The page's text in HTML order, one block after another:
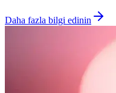
Daha fazla bilgi edinin